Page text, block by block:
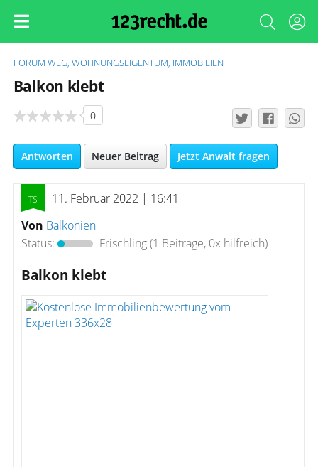
FORUM WEG, WOHNUNGSEIGENTUM, IMMOBILIEN
Balkon klebt
0
Antworten Neuer Beitrag Jetzt Anwalt fragen
11. Februar 2022 | 16:41
Von Balkonien
Status:
Frischling(1 Beiträge, 0x hilfreich)
Balkon klebt